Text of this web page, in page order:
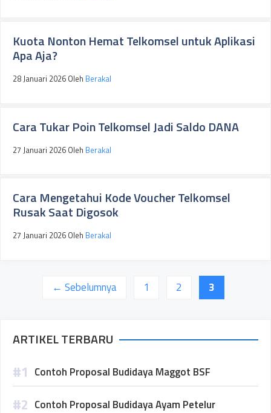
Kuota Nonton Hemat Telkomsel untuk Aplikasi
Apa Aja?
28 Januari 2026 Oleh Berakal
Cara Tukar Poin Telkomsel Jadi Saldo DANA
27 Januari 2026 Oleh Berakal
Cara Mengetahui Kode Voucher Telkomsel
Rusak Saat Digosok
27 Januari 2026 Oleh Berakal
← Sebelumnya Halaman
1 Halaman
2 Halaman
3
ARTIKEL TERBARU
Contoh Proposal Budidaya Maggot BSF
Contoh Proposal Budidaya Ayam Petelur